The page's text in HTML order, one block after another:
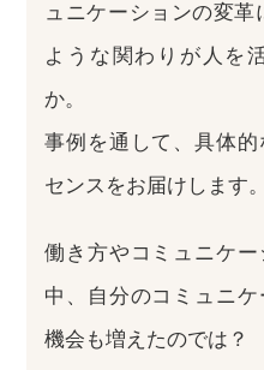
ュニケーションの変
ような関わりが人を
か。
事例を通して、具体
センスをお届けします。
働き方やコミュニケ
中、自分のコミュニ
機会も増えたのでは？